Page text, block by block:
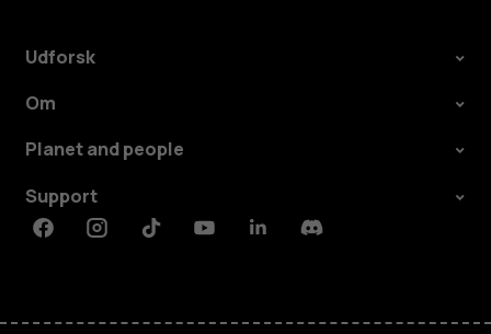
Udforsk
Om
Planet and people
Support
FacebookInstagramTiktokYoutubeLinkedinDiscord